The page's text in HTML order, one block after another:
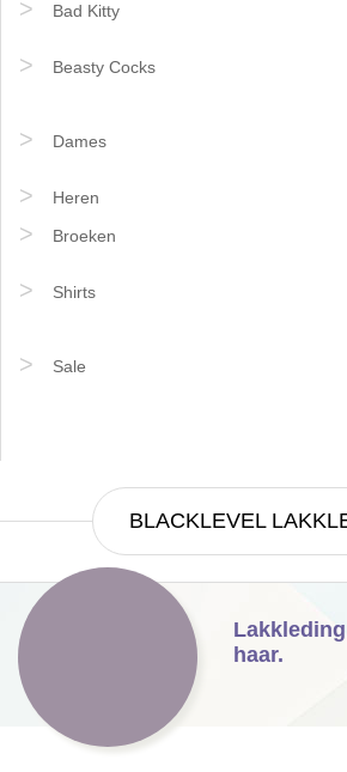
Bad Kitty
Beasty Cocks
Dames
Heren
Broeken
Shirts
Sale
BLACKLEVEL
haar.